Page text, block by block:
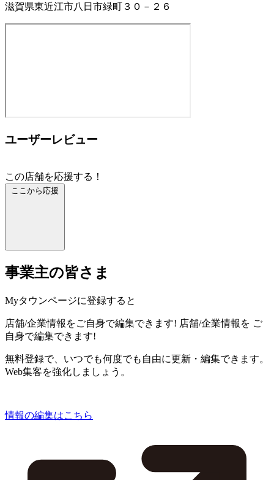
滋賀県東近江市八日市緑町３０－２６
ユーザーレビュー
この店舗を応援する！
ここから応援
事業主の皆さま
Myタウンページに登録すると
店舗/企業情報をご自身で編集できます! 店舗/企業情報を ご
自身で編集できます!
無料登録で、いつでも何度でも自由に更新・編集できます。
Web集客を強化しましょう。
情報の編集はこちら